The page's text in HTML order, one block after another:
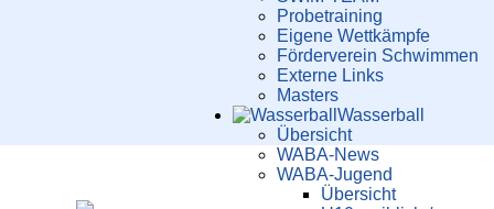
Probe­training
Eigene Wettkämpfe
Förderverein Schwimmen
Externe Links
Masters
Wasser­ball
Übersicht
WABA-News
WABA-Jugend
Übersicht